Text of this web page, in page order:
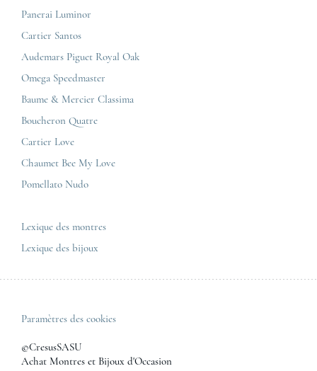
Carrières
Conditions générales de vente
Mentions légales
Politique de confidentialité
Plan du site
Nous contacter
Corner Maty Nantes
Corner Maty Strasbourg
Corner Maty Toulouse
Corner Maty Besançon Kennedy
Omega
IWC
Zénith
Tous les modèles de luxe
Panerai Luminor
Cartier Santos
Audemars Piguet Royal Oak
Omega Speedmaster
Baume & Mercier Classima
Boucheron Quatre
Cartier Love
Chaumet Bee My Love
Pomellato Nudo
Lexique des montres
Lexique des bijoux
Paramètres des cookies
©CresusSASU
Achat Montres et Bijoux d'Occasion